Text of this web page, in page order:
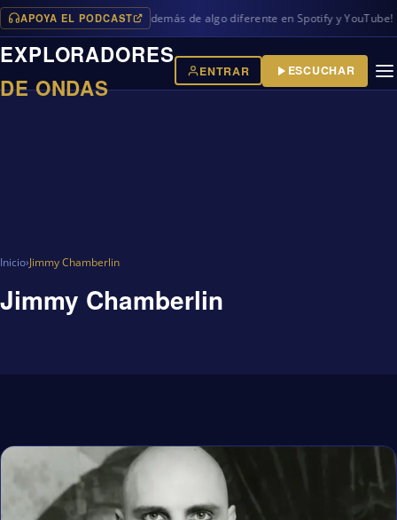
APOYA EL PODCAST
programas en iVoox, además de algo diferente en Spotify y YouTube!
EXPLORADORES
DE ONDAS
ENTRAR ESCUCHAR
Inicio›Jimmy Chamberlin
Jimmy Chamberlin